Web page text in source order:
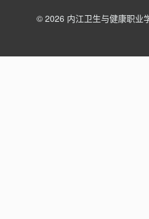
© 2026 内江卫生与健康职